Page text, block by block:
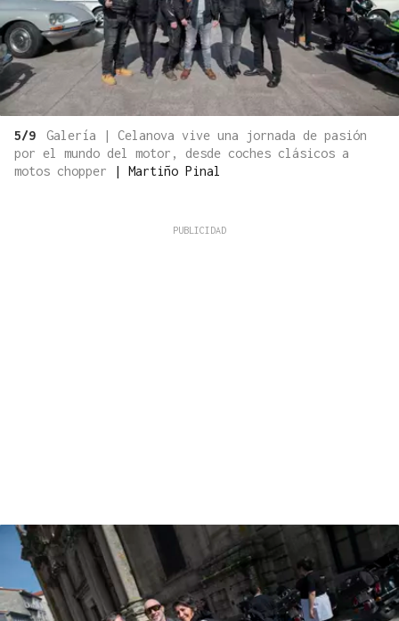
5/9
Galería | Celanova vive una jornada de pasión
por el mundo del motor, desde coches clásicos a
motos chopper
| Martiño Pinal